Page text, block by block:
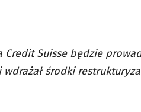
Suisse będzie
środki